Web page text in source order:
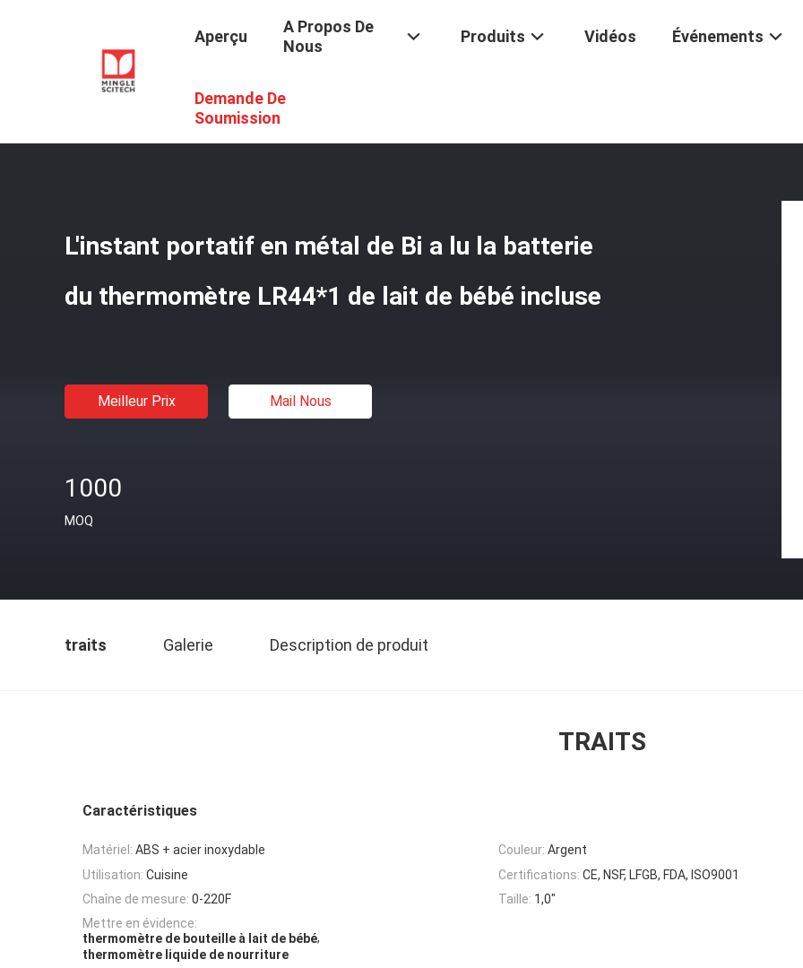
Aperçu
A Propos De
Nous
Produits Vidéos Événements
Demande De
Soumission
Thermomètre De Lait De Bébé
L'instant portatif en métal de Bi a lu la batterie
du thermomètre LR44*1 de lait de bébé incluse
Meilleur Prix Mail Nous
1000
MOQ
traits Galerie Description de produit
TRAITS
Caractéristiques
Matériel: ABS + acier inoxydable Couleur: Argent
Utilisation: Cuisine Certifications: CE, NSF, LFGB, FDA, ISO9001
Chaîne de mesure: 0-220F Taille: 1,0"
Mettre en évidence:
thermomètre de bouteille à lait de bébé,
thermomètre liquide de nourriture